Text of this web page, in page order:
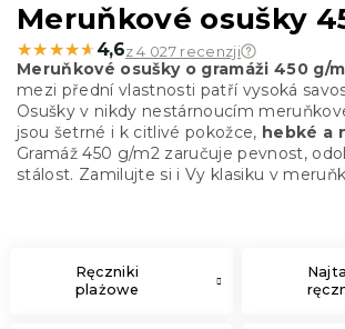
Meruňkové osušky
★★★★★
★★★★★ 4,6z 4 027 recenzji
Meruňkové osušky o gramáži 450 g/
mezi přední vlastnosti patří vysoká
Osušky v nikdy nestárnoucím
jsou šetrné i k citlivé pokožce, hebké a
Gramáž 450 g/m2 zaručuje pevnost,
stálost. Zamilujte si i Vy klasiku v
Ręczniki
plażowe